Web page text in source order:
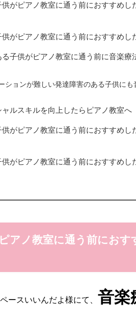
がピアノ教室に通う前におすすめし
がピアノ教室に通う前におすすめし
子供がピアノ教室に通う前に音楽療
ションが難しい発達障害のある子供にも
ルスキルを向上したらピアノ教室へ
がピアノ教室に通う前におすすめし
がピアノ教室に通う前におすすめし
アノ教室に通う前におす
ースいいんだよ様にて、 音楽